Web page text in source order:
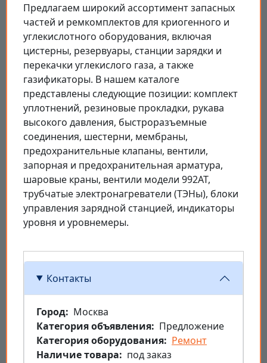
Предлагаем широкий ассортимент запасных
частей и ремкомплектов для криогенного и
углекислотного оборудования, включая
цистерны, резервуары, станции зарядки и
перекачки углекислого газа, а также
газификаторы. В нашем каталоге
представлены следующие позиции: комплект
уплотнений, резиновые прокладки, рукава
высокого давления, быстроразъемные
соединения, шестерни, мембраны,
предохранительные клапаны, вентили,
запорная и предохранительная арматура,
шаровые краны, вентили модели 992АТ,
трубчатые электронагреватели (ТЭНы), блоки
управления зарядной станцией, индикаторы
уровня и уровнемеры.
Контакты
Город
Москва
Категория объявления
Предложение
Категория оборудования
Ремонт
Наличие товара
под заказ